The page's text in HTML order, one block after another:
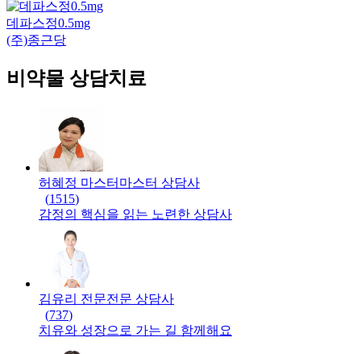
데파스정0.5mg
(주)종근당
비약물 상담치료
허혜정 마스터 마스터 상담사
(1515)
감정의 핵심을 읽는 노련한 상담사
김유리 전문전문 상담사
(737)
치유와 성장으로 가는 길 함께해요